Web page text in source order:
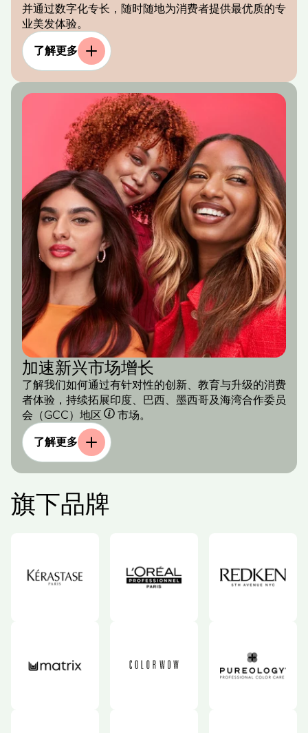
并通过数字化专长，随时随地为消费者提供最优质的专
业美发体验。
了解更多
加速新兴市场增长
了解我们如何通过有针对性的创新、教育与升级的消费
者体验，持续拓展印度、巴西、墨西哥及海湾合作委员
会（GCC）地区
市场。
了解更多
旗下品牌